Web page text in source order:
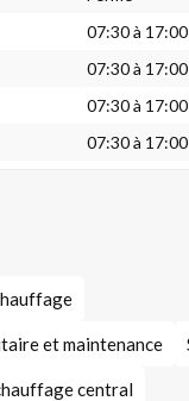
07:30 à 17:00
07:30 à 17:00
07:30 à 17:00
07:30 à 17:00
et maintenance
central